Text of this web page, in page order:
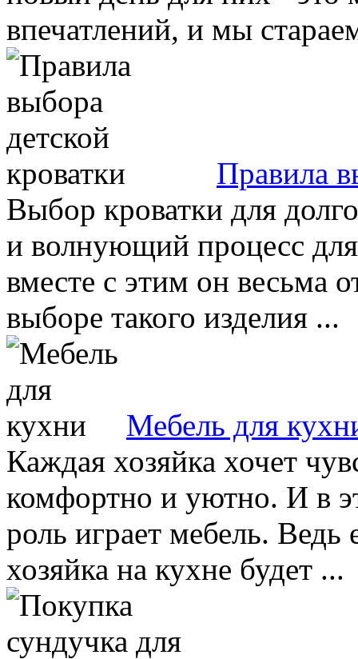
впечатлений, и мы
Правила
Выбор кроватки для
и волнующий процесс
вместе с этим он весьма
выборе такого изделия ...
Мебель для
Каждая хозяйка хочет
комфортно и уютно. И в
роль играет мебель. Ведь
хозяйка на кухне будет ...